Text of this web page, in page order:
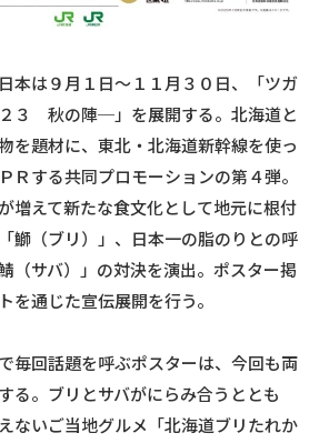
本は９月１日～１１月３０日、「ツガ
３ 秋の陣─」を展開する。北海道と
を題材に、東北・北海道新幹線を使っ
Ｒする共同プロモーションの第４弾。
増えて新たな食文化として地元に根付
鰤（ブリ）」、日本一の脂のりとの呼
（サバ）」の対決を演出。ポスター掲
を通じた宣伝展開を行う。
毎回話題を呼ぶポスターは、今回も両
る。ブリとサバがにらみ合うととも
ないご当地グルメ「北海道ブリたれか